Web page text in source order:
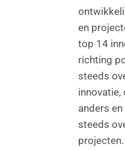
en
top 14
richting
steeds
innovatie,
anders
steeds